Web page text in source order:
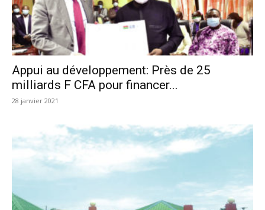
Appui au développement: Près de 25
milliards F CFA pour financer...
28 janvier 2021